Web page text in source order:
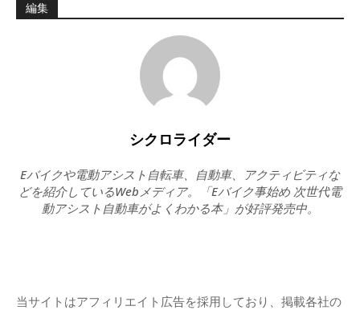
編集
シクロライダー
Eバイクや電動アシスト自転車、自動車、アクティビティな
どを紹介しているWebメディア。「Eバイク事始め 次世代電
動アシスト自動車がよくわかる本」が好評発売中。
当サイトはアフィリエイト広告を採用しており、掲載各社の